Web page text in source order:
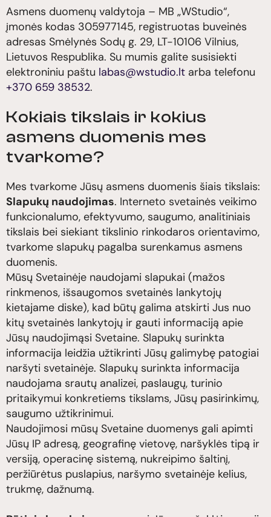
Asmens duomenų valdytoja – MB „WStudio“,
įmonės kodas 305977145, registruotas buveinės
adresas Smėlynės Sodų g. 29, LT-10106 Vilnius,
Lietuvos Respublika. Su mumis galite susisiekti
elektroniniu paštu labas@wstudio.lt arba telefonu
+370 659 38532.
Kokiais tikslais ir kokius
asmens duomenis mes
tvarkome?
Mes tvarkome Jūsų asmens duomenis šiais tikslais:
Slapukų naudojimas. Interneto svetainės veikimo
funkcionalumo, efektyvumo, saugumo, analitiniais
tikslais bei siekiant tikslinio rinkodaros orientavimo,
tvarkome slapukų pagalba surenkamus asmens
duomenis.
Mūsų Svetainėje naudojami slapukai (mažos
rinkmenos, išsaugomos svetainės lankytojų
kietajame diske), kad būtų galima atskirti Jus nuo
kitų svetainės lankytojų ir gauti informaciją apie
Jūsų naudojimąsi Svetaine. Slapukų surinkta
informacija leidžia užtikrinti Jūsų galimybę patogiai
naršyti svetainėje. Slapukų surinkta informacija
naudojama srautų analizei, paslaugų, turinio
pritaikymui konkretiems tikslams, Jūsų pasirinkimų,
saugumo užtikrinimui.
Naudojimosi mūsų Svetaine duomenys gali apimti
Jūsų IP adresą, geografinę vietovę, naršyklės tipą ir
versiją, operacinę sistemą, nukreipimo šaltinį,
peržiūrėtus puslapius, naršymo svetainėje kelius,
trukmę, dažnumą.